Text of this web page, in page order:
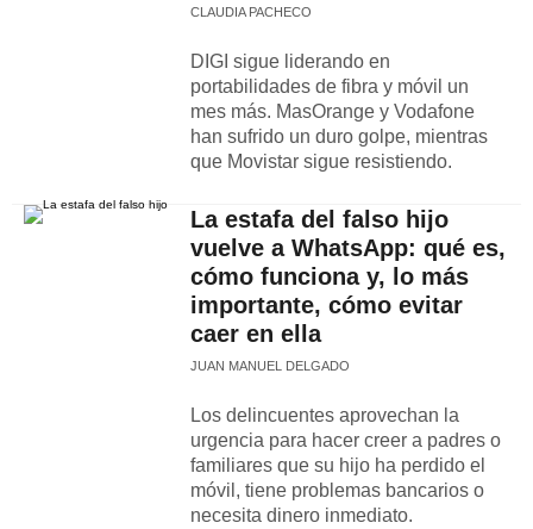
CLAUDIA PACHECO
DIGI sigue liderando en
portabilidades de fibra y móvil un
mes más. MasOrange y Vodafone
han sufrido un duro golpe, mientras
que Movistar sigue resistiendo.
La estafa del falso hijo
vuelve a WhatsApp: qué es,
cómo funciona y, lo más
importante, cómo evitar
caer en ella
JUAN MANUEL DELGADO
Los delincuentes aprovechan la
urgencia para hacer creer a padres o
familiares que su hijo ha perdido el
móvil, tiene problemas bancarios o
necesita dinero inmediato.